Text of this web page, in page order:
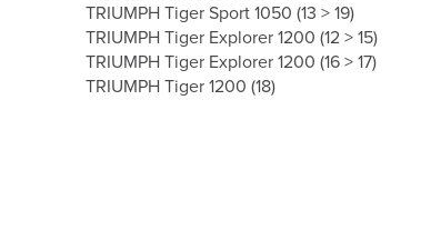
TRIUMPH Tiger Sport 1050 (13 > 19)
TRIUMPH Tiger Explorer 1200 (12 > 15)
TRIUMPH Tiger Explorer 1200 (16 > 17)
TRIUMPH Tiger 1200 (18)